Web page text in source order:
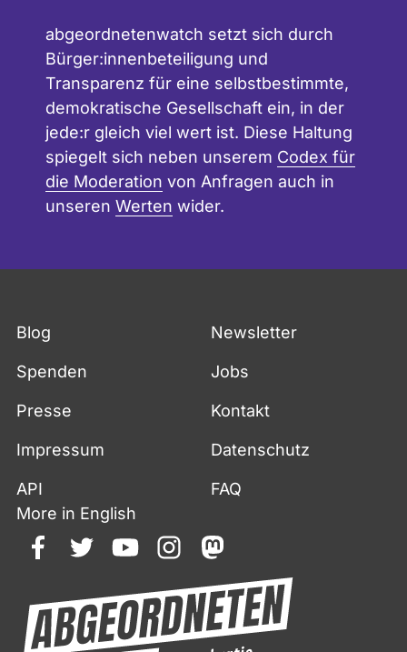
abgeordnetenwatch setzt sich durch
Bürger:innenbeteiligung und
Transparenz für eine selbstbestimmte,
demokratische Gesellschaft ein, in der
jede:r gleich viel wert ist. Diese Haltung
spiegelt sich neben unserem Codex für
die Moderation von Anfragen auch in
unseren Werten wider.
Blog Newsletter
Spenden Jobs
Presse Kontakt
Impressum Datenschutz
API
FAQ
More in English
facebooktwitteryoutubeinstagrammastodon